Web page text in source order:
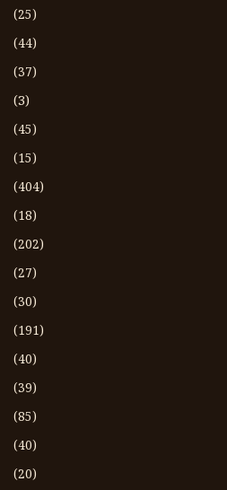
(25)
(44)
(37)
(3)
(45)
(15)
(404)
(18)
(202)
(27)
(30)
(191)
(40)
(39)
(85)
(40)
(20)